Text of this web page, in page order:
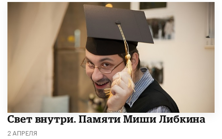
​Свет внутри. Памяти Миши Либкина
2 АПРЕЛЯ